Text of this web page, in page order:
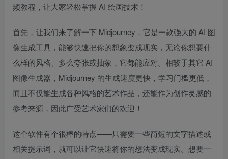
频教程，让大家轻松掌握 AI 绘画技术！
首先，让我们来了解一下 Midjourney，它是一款强大的 AI 图
像生成工具，能够快速把你的想象变成现实，无论你想要什
么样的风格、多么夸张或抽象，它都能应对。相较于其它 AI
图像生成器，Midjourney 的生成速度更快，学习门槛更低，
而且不仅能生成各种风格的艺术作品，还能作为创作灵感的
参考来源，因此广受艺术家们的欢迎！
这个软件有个很棒的特点——只需要一些简短的文字描述或
相关提示词，就可以让它快速将你的想法变成现实。想要一